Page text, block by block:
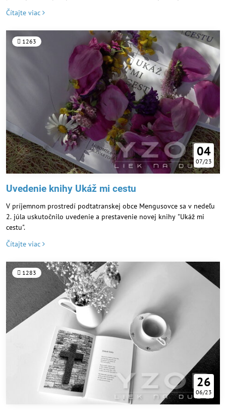
Čítajte viac
1263
04
07/23
Uvedenie knihy Ukáž mi cestu
V príjemnom prostredí podtatranskej obce Mengusovce sa v nedeľu
2. júla uskutočnilo uvedenie a prestavenie novej knihy "Ukáž mi
cestu".
Čítajte viac
1283
26
06/23